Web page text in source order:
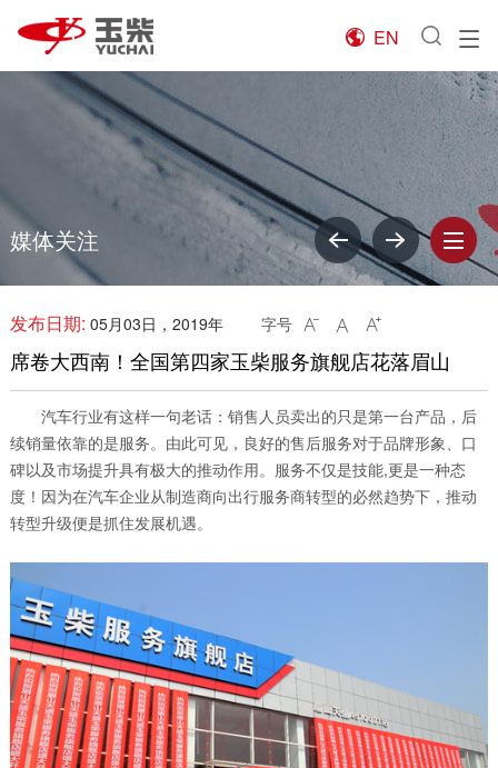

EN
媒体关注
发布日期: 05月03日，2019年 字号   
席卷大西南！全国第四家玉柴服务旗舰店花落眉山
汽车行业有这样一句老话：销售人员卖出的只是第一台产品，后
续销量依靠的是服务。由此可见，良好的售后服务对于品牌形象、口
碑以及市场提升具有极大的推动作用。服务不仅是技能,更是一种态
度！因为在汽车企业从制造商向出行服务商转型的必然趋势下，推动
转型升级便是抓住发展机遇。